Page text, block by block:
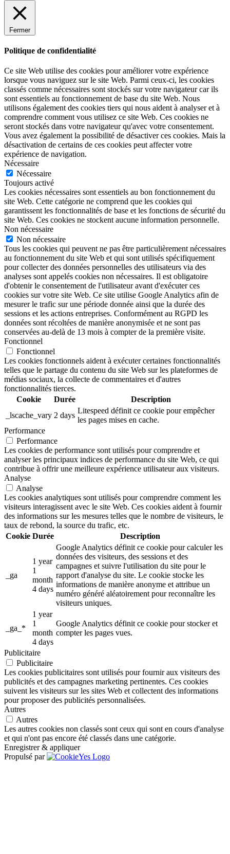
Fermer
Politique de confidentialité
Ce site Web utilise des cookies pour améliorer votre expérience
lorsque vous naviguez sur le site Web. Parmi ceux-ci, les cookies
classés comme nécessaires sont stockés sur votre navigateur car ils
sont essentiels au fonctionnement de base du site Web. Nous
utilisons également des cookies tiers qui nous aident à analyser et à
comprendre comment vous utilisez ce site Web. Ces cookies ne
seront stockés dans votre navigateur qu'avec votre consentement.
Vous avez également la possibilité de désactiver ces cookies. Mais la
désactivation de certains de ces cookies peut affecter votre
expérience de navigation.
Nécessaire
Nécessaire
Toujours activé
Les cookies nécessaires sont essentiels au bon fonctionnement du
site Web. Cette catégorie ne comprend que les cookies qui
garantissent les fonctionnalités de base et les fonctions de sécurité du
site Web. Ces cookies ne stockent aucune information personnelle.
Non nécessaire
Non nécessaire
Tous les cookies qui peuvent ne pas être particulièrement nécessaires
au fonctionnement du site Web et qui sont utilisés spécifiquement
pour collecter des données personnelles des utilisateurs via des
analyses sont appelés cookies non nécessaires. Il est obligatoire
d'obtenir le consentement de l'utilisateur avant d'exécuter ces
cookies sur votre site Web. Ce site utilise Google Analytics afin de
mesurer le trafic sur une période donnée ainsi que la durée des
sessions et les actions entreprises. Conformément au RGPD les
données sont récoltées de manière anonymisée et ne sont pas
conservées au-delà de 13 mois à compter de la première visite.
Fonctionnel
Fonctionnel
Les cookies fonctionnels aident à exécuter certaines fonctionnalités
telles que le partage du contenu du site Web sur les plateformes de
médias sociaux, la collecte de commentaires et d'autres
fonctionnalités tierces.
Cookie
Durée
Description
_lscache_vary 2 days
Litespeed définit ce cookie pour empêcher
les pages mises en cache.
Performance
Performance
Les cookies de performance sont utilisés pour comprendre et
analyser les principaux indices de performance du site Web, ce qui
contribue à offrir une meilleure expérience utilisateur aux visiteurs.
Analyse
Analyse
Les cookies analytiques sont utilisés pour comprendre comment les
visiteurs interagissent avec le site Web. Ces cookies aident à fournir
des informations sur les mesures telles que le nombre de visiteurs, le
taux de rebond, la source du trafic, etc.
Cookie Durée Description
_ga
1 year
1
month
4 days
Google Analytics définit ce cookie pour calculer les
données des visiteurs, des sessions et des
campagnes et suivre l'utilisation du site pour le
rapport d'analyse du site. Le cookie stocke les
informations de manière anonyme et attribue un
numéro généré aléatoirement pour reconnaître les
visiteurs uniques.
_ga_*
1 year
1
month
4 days
Google Analytics définit ce cookie pour stocker et
compter les pages vues.
Publicitaire
Publicitaire
Les cookies publicitaires sont utilisés pour fournir aux visiteurs des
publicités et des campagnes marketing pertinentes. Ces cookies
suivent les visiteurs sur les sites Web et collectent des informations
pour proposer des publicités personnalisées.
Autres
Autres
Les autres cookies non classés sont ceux qui sont en cours d'analyse
et qui n'ont pas encore été classés dans une catégorie.
Enregistrer & appliquer
Propulsé par